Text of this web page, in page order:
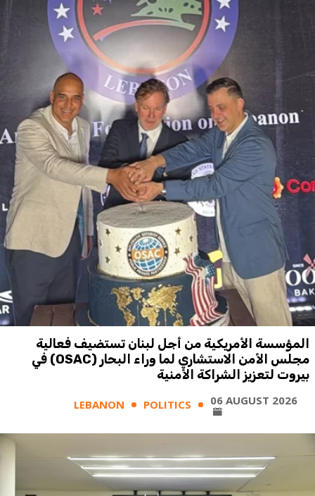
المؤسسة الأمريكية من أجل لبنان تستضيف فعالية
مجلس الأمن الاستشاري لما وراء البحار (OSAC) في
بيروت لتعزيز الشراكة الأمنية
LEBANON POLITICS 06 AUGUST 2026